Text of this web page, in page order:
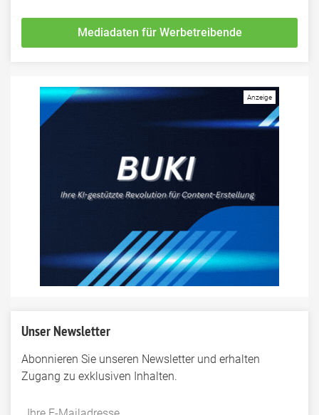
Mediadaten für Werbetreibende
Unser Newsletter
Abonnieren Sie unseren Newsletter und erhalten
Zugang zu exklusiven Inhalten.
Do
*Ihre